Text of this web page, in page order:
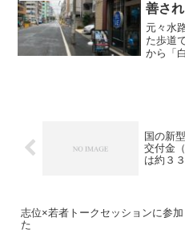
善さ
元々水
た歩道
から「
国の新
交付金
は約３
志位×若者トークセッションに参加
た